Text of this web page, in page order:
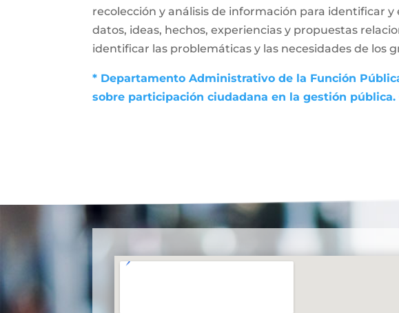
recolección y análisis de información para identificar
datos, ideas, hechos, experiencias y propuestas
identificar las problemáticas y las necesidades de los
* Departamento Administrativo de la Función
sobre participación ciudadana en la gestión